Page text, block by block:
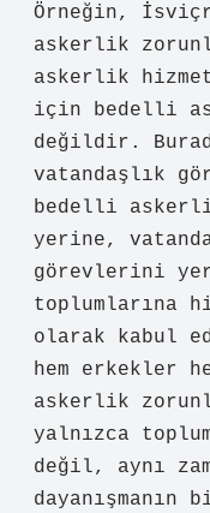
Örneğin,
askerlik
askerlik
için bedelli
değildir.
vatandaşlık
bedelli
yerine,
görevlerini
toplumlarına
olarak kabul
hem erkekler
askerlik
yalnızca
değil, aynı